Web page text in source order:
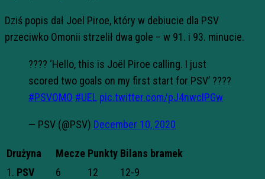
Dziś popis dał Joel Piroe, który w debiucie dla PSV
przeciwko Omonii strzelił dwa gole – w 91. i 93. minucie.
???? ‘Hello, this is Joël Piroe calling. I just
scored two goals on my first start for PSV’ ????
#PSVOMO #UEL pic.twitter.com/pJ4nwcIPGw
— PSV (@PSV) December 10, 2020
Drużyna Mecze Punkty Bilans bramek
1. PSV 6 12
12-9